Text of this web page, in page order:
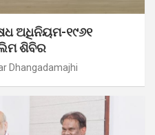
ଅଧିନିୟମ-୧୯୬୧
ଶିବିର
Dhangadamajhi